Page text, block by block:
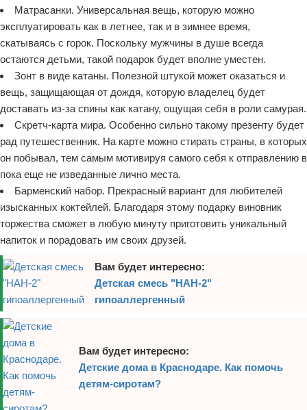
Матрасанки. Универсальная вещь, которую можно
эксплуатировать как в летнее, так и в зимнее время,
скатываясь с горок. Поскольку мужчины в душе всегда
остаются детьми, такой подарок будет вполне уместен.
Зонт в виде катаны. Полезной штукой может оказаться и
вещь, защищающая от дождя, которую владелец будет
доставать из-за спины как катану, ощущая себя в роли самурая.
Скретч-карта мира. Особенно сильно такому презенту будет
рад путешественник. На карте можно стирать страны, в которых
он побывал, тем самым мотивируя самого себя к отправлению в
пока еще не изведанные лично места.
Барменский набор. Прекрасный вариант для любителей
изысканных коктейлей. Благодаря этому подарку виновник
торжества сможет в любую минуту приготовить уникальный
напиток и порадовать им своих друзей.
Вам будет интересно:
Детская смесь "НАН-2"
гипоаллергенный
Вам будет интересно:
Детские дома в Краснодаре. Как помочь
детям-сиротам?